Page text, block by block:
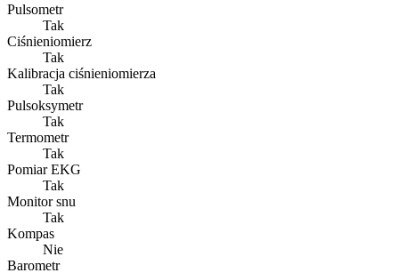
Pulsometr
Tak
Ciśnieniomierz
Tak
Kalibracja ciśnieniomierza
Tak
Pulsoksymetr
Tak
Termometr
Tak
Pomiar EKG
Tak
Monitor snu
Tak
Kompas
Nie
Barometr